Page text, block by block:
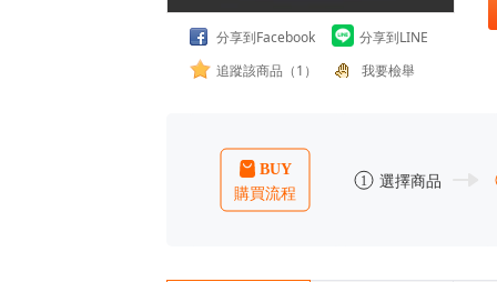
分享到Facebook
分享到LINE
追蹤該商品（1）
我要檢舉